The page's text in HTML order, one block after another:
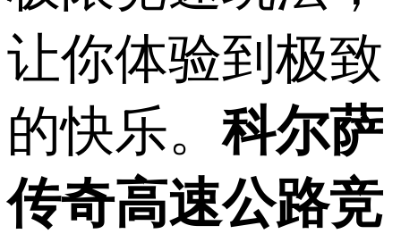
让你体验到极致
的快乐。科尔萨
传奇高速公路竞